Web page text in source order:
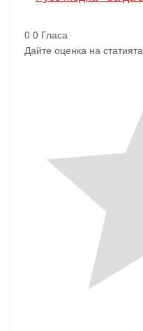
0 0 Гласа
Дайте оценка на статията